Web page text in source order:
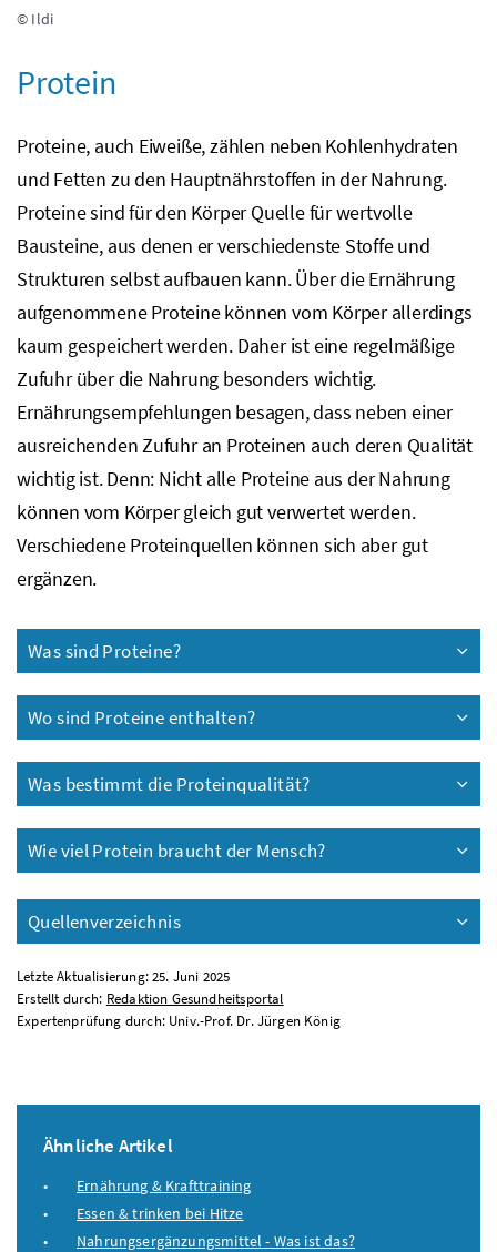
© Ildi
Protein
Proteine, auch Eiweiße, zählen neben Kohlenhydraten
und Fetten zu den Hauptnährstoffen in der Nahrung.
Proteine sind für den Körper Quelle für wertvolle
Bausteine, aus denen er verschiedenste Stoffe und
Strukturen selbst aufbauen kann. Über die Ernährung
aufgenommene Proteine können vom Körper allerdings
kaum gespeichert werden. Daher ist eine regelmäßige
Zufuhr über die Nahrung besonders wichtig.
Ernährungsempfehlungen besagen, dass neben einer
ausreichenden Zufuhr an Proteinen auch deren Qualität
wichtig ist. Denn: Nicht alle Proteine aus der Nahrung
können vom Körper gleich gut verwertet werden.
Verschiedene Proteinquellen können sich aber gut
ergänzen.
Was sind Proteine?
Wo sind Proteine enthalten?
Was bestimmt die Proteinqualität?
Wie viel Protein braucht der Mensch?
Quellenverzeichnis
Letzte Aktualisierung: 25. Juni 2025
Erstellt durch: Redaktion Gesundheitsportal
Expertenprüfung durch: Univ.-Prof. Dr. Jürgen König
Ähnliche Artikel
Ernährung & Krafttraining
Essen & trinken bei Hitze
Nahrungsergänzungsmittel - Was ist das?